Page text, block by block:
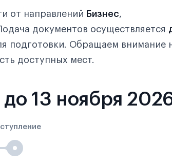
от направлений Бизнес,
документов осуществляется
подготовки. Обращаем внимание
доступных мест.
13 ноября